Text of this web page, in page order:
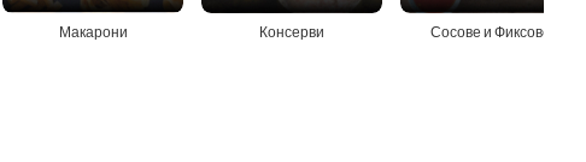
Макарони Консерви Сосове и Фиксове